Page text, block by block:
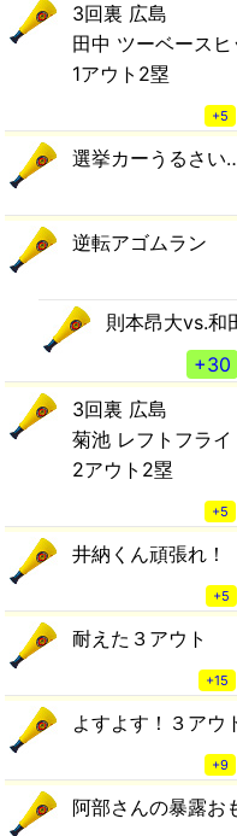
3回裏 広島
田中 ツーベースヒ
1アウト2塁
+5
選挙カーうるさい
逆転アゴムラン
則本昂大vs.和
+30
3回裏 広島
菊池 レフトフライ
2アウト2塁
+5
井納くん頑張れ！
+5
耐えた３アウト
+15
よすよす！３アウ
+9
阿部さんの暴露お